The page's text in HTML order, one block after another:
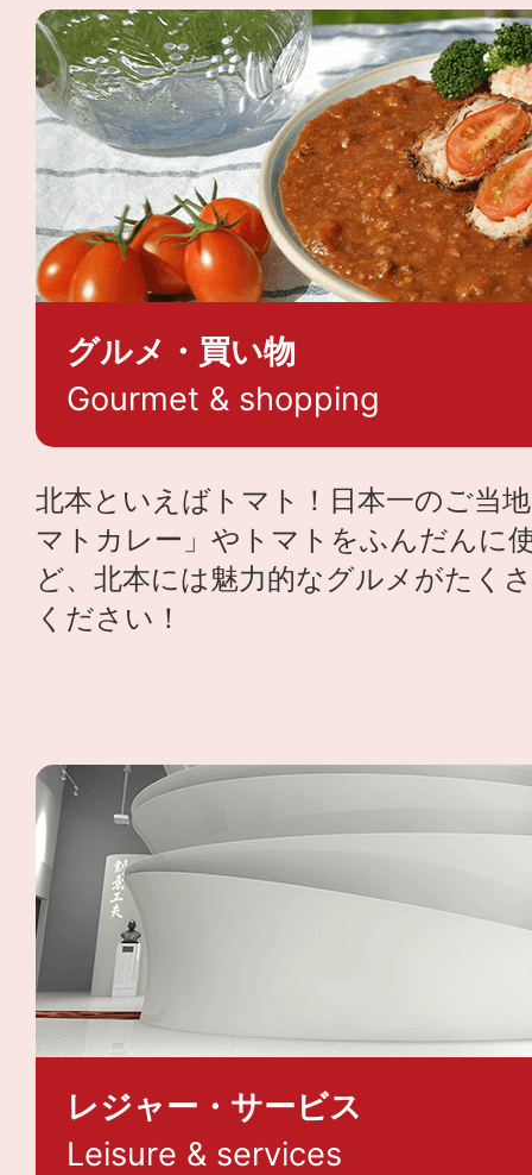
グルメ・買い物
Gourmet & shopping
北本といえばトマト！日本一のご当
マトカレー」やトマトをふんだんに
ど、北本には魅力的なグルメがたく
ください！
レジャー・サービス
Leisure & services